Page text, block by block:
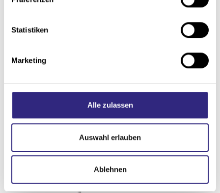
Statistiken
Marketing
Alle zulassen
Auswahl erlauben
Ablehnen